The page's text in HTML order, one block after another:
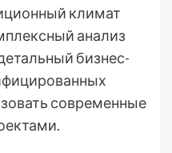
климат
анализ
бизнес-
современные